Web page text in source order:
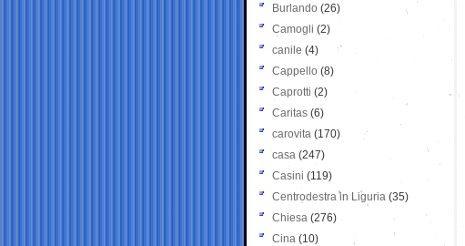
Burlando (26)
Camogli (2)
canile (4)
Cappello (8)
Caprotti (2)
Caritas (6)
carovita (170)
casa (247)
Casini (119)
Centrodestra in Liguria (35)
Chiesa (276)
Cina (10)